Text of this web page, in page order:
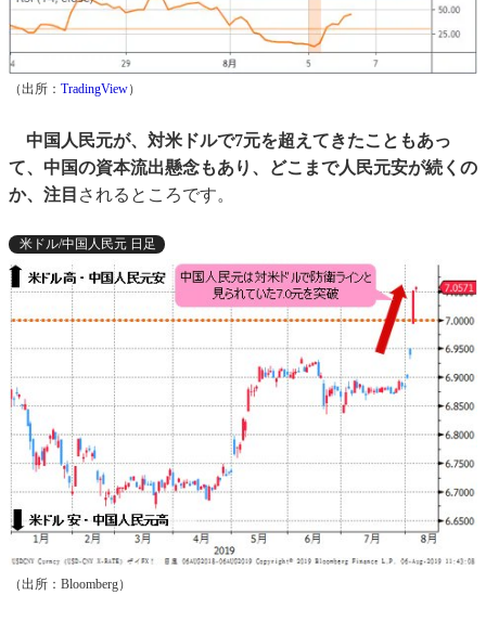
（出所： TradingView）
中国人民元が、対米ドルで7元を超えてきたこともあっ
て、中国の資本流出懸念もあり、どこまで人民元安が続くの
か、注目 されるところです。
米ドル/中国人民元 日足
（出所：Bloomberg）